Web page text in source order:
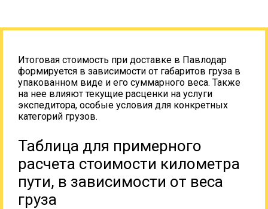
Итоговая стоимость при доставке в Павлодар
формируется в зависимости от габаритов груза в
упакованном виде и его суммарного веса. Также
на нее влияют текущие расценки на услуги
экспедитора, особые условия для конкретных
категорий грузов.
Таблица для примерного
расчета стоимости километра
пути, в зависимости от веса
груза